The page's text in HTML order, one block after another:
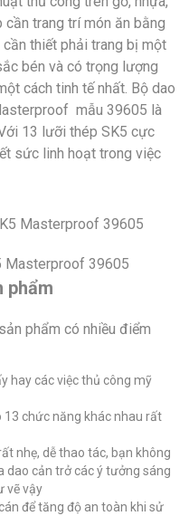
trang trí món ăn bằng
thiết phải trang bị một
bén và có trọng lượng
cách tinh tế nhất. Bộ dao
mẫu 39605 là
13 lưỡi thép SK5 cực
sức linh hoạt trong việc
Masterproof 39605
phẩm
phẩm có nhiều điểm
hay các việc thủ công mỹ
13 chức năng khác nhau rất
nhẹ, dễ thao tác, bạn không
dao cản trở các ý tưởng sáng
vẽ vậy
để tăng độ an toàn khi sử